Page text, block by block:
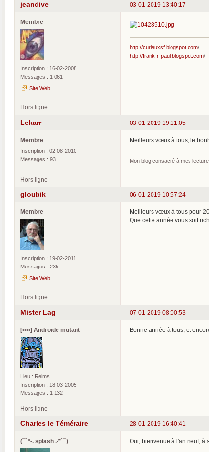
03-01-2019 13:40:17
jeandive
Membre
Inscription : 16-02-2008
Messages : 1 061
Site Web
http://curieuxsf.blogspot.com/
http://frank-r-paul.blogspot.com/
Hors ligne
03-01-2019 19:11:05
Lekarr
Membre
Inscription : 02-08-2010
Messages : 93
Meilleurs vœux à tous, le
Mon blog consacré à mes
Hors ligne
06-01-2019 10:57:24
gloubik
Membre
Inscription : 19-02-2011
Messages : 235
Site Web
Meilleurs vœux à tous pour
Que cette année vous soit
Hors ligne
07-01-2019 08:00:53
Mister Lag
[••••] Androïde mutant
Lieu : Reims
Inscription : 18-03-2005
Messages : 1 132
Bonne année à tous, et
Hors ligne
28-01-2019 16:40:41
Charles le Téméraire
(¯`*•. splash .•*´¯) Oui, bienvenue à l'an neuf, à